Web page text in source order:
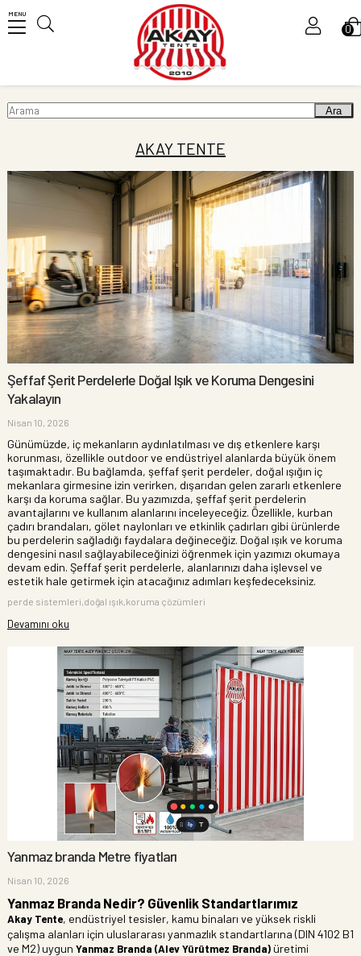
MENU
0
Üye Girişi
Ara
AKAY TENTE
Şeffaf Şerit Perdelerle Doğal Işık ve Koruma Dengesini
Yakalayın
Nisan 10, 2026
Günümüzde, iç mekanların aydınlatılması ve dış etkenlere karşı
korunması, özellikle outdoor ve endüstriyel alanlarda büyük önem
taşımaktadır. Bu bağlamda, şeffaf şerit perdeler, doğal ışığın iç
mekanlara girmesine izin verirken, dışarıdan gelen zararlı etkenlere
karşı da koruma sağlar. Bu yazımızda, şeffaf şerit perdelerin
avantajlarını ve kullanım alanlarını inceleyeceğiz. Özellikle, kurban
çadırı brandaları, gölet naylonları ve etkinlik çadırları gibi ürünlerde
bu perdelerin sağladığı faydalara değineceğiz. Doğal ışık ve koruma
dengesini nasıl sağlayabileceğinizi öğrenmek için yazımızı okumaya
devam edin. Şeffaf şerit perdelerle, alanlarınızı daha işlevsel ve
estetik hale getirmek için atacağınız adımları keşfedeceksiniz.
perde sistemleri,doğal ışık,koruma çözümleri
Devamını oku
Yanmaz branda Metre fiyatları
Nisan 10, 2026
Yanmaz Branda Nedir? Güvenlik Standartlarımız
Akay Tente, endüstriyel tesisler, kamu binaları ve yüksek riskli
çalışma alanları için uluslararası yanmazlık standartlarına (DIN 4102 B1
ve M2) uygun Yanmaz Branda (Alev Yürütmez Branda)üretimi